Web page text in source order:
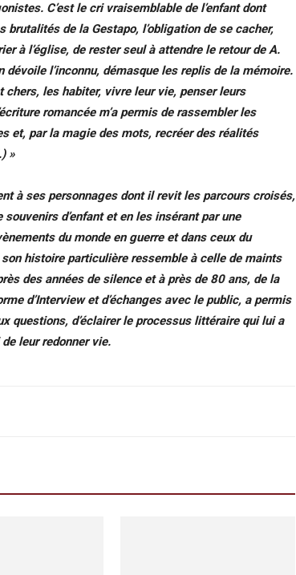
C’est le cri vraisemblable de l’enfant dont
de la Gestapo, l’obligation de se cacher,
à l’église, de rester seul à attendre le retour de A.
dévoile l’inconnu, démasque les replis de la mémoire.
chers, les habiter, vivre leur vie, penser leurs
romancée m’a permis de rassembler les
et, par la magie des mots, recréer des réalités
»
à ses personnages dont il revit les parcours croisés,
d’enfant et en les insérant par une
du monde en guerre et dans ceux du
histoire particulière ressemble à celle de maints
des années de silence et à près de 80 ans, de la
d’Interview et d’échanges avec le public, a permis
questions, d’éclairer le processus littéraire qui lui a
leur redonner vie.